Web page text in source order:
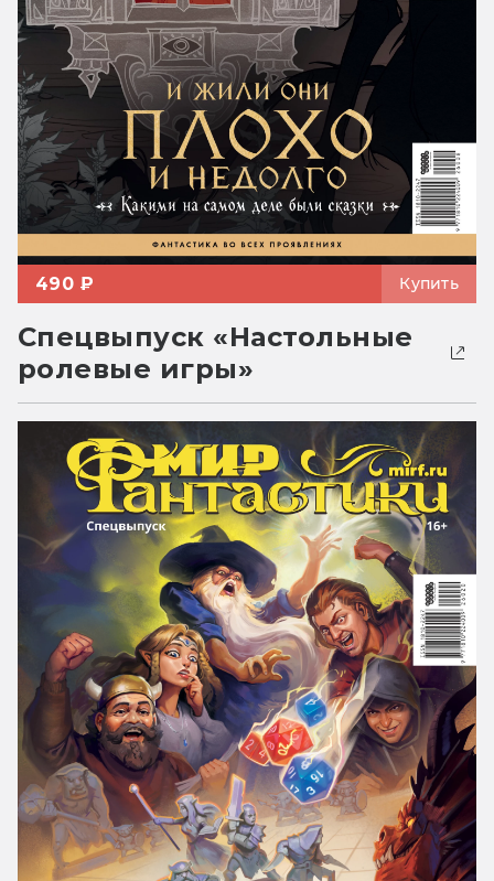
490 ₽ Купить
Спецвыпуск «Настольные
ролевые игры»